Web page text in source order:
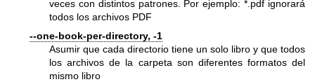
veces con distintos patrones. Por ejemplo: *.pdf ignorará
todos los archivos PDF
--one-book-per-directory, -1
Asumir que cada directorio tiene un solo libro y que todos
los archivos de la carpeta son diferentes formatos del
mismo libro